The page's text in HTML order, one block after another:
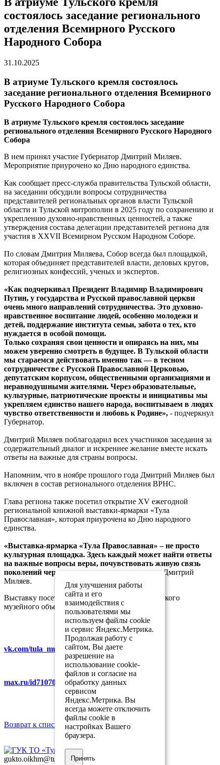
состоялось заседание регионального
отделения Всемирного Русского
Народного Собора
31.10.2025
В атриуме Тульского кремля состоялось
заседание регионального отделения Всемирного
Русского Народного Собора
В атриуме Тульского кремля состоялось заседание
регионального отделения Всемирного Русского Народного
Собора
В нем принял участие Губернатор Дмитрий Миляев.
Мероприятие приурочено ко Дню народного единства.
Как сообщает пресс-служба правительства Тульской области,
на заседании обсудили вопросы сотрудничества
представителей региональных органов власти Тульской
области и Тульской митрополии в 2025 году по сохранению и
укреплению духовно-нравственных ценностей, а также
утверждения состава делегации представителей региона для
участия в XXVII Всемирном Русском Народном Соборе.
По словам Дмитрия Миляева, Собор всегда был площадкой,
которая объединяет представителей власти, деловых кругов,
религиозных конфессий, ученых и экспертов.
«Как подчеркивал Президент Владимир Владимирович
Путин, у государства и Русской православной церкви
очень много направлений сотрудничества. Это духовно-
нравственное воспитание людей, особенно молодежи и
детей, поддержание института семьи, забота о тех, кто
нуждается в особой помощи.
Только сохраняя свои ценности и опираясь на них, мы
можем уверенно смотреть в будущее. В Тульской области
мы стараемся действовать именно так — в тесном
сотрудничестве с Русской Православной Церковью,
депутатским корпусом, общественными организациями и
неравнодушными жителями. Через образовательные,
культурные, патриотические проекты и инициативы мы
укрепляем единство нашего народа, воспитываем в людях
чувство ответственности и любовь к Родине», - подчеркнул
Губернатор.
Дмитрий Миляев поблагодарил всех участников заседания за
содержательный диалог и искреннее желание вместе искать
ответы на важные для страны вопросы.
Напомним, что в ноябре прошлого года Дмитрий Миляев был
включен в состав регионального отделения ВРНС.
Глава региона также посетил открытие XV ежегодной
региональной книжной выставки-ярмарки «Тула
Православная», которая приурочена ко Дню народного
единства.
«Выставка-ярмарка «Тула Православная» – не просто
культурная площадка. Здесь каждый может найти ответы
на важные вопросы веры, почувствовать живую связь
поколений через наши традиции»,
– отметил Дмитрий
Миляев.
Выставку посетил генеральный директор Тульского
музейного объединения Роман Гаврилин.
vk.com/tula_museum_association
max.ru/id7107007481_gos
Возврат к списку
gukto.oikhm@tularegion.org
Для улучшения работы
сайта и его
взаимодействия с
пользователями мы
используем файлы cookie
и сервис Яндекс.Метрика.
Продолжая работу с
сайтом, Вы даете
разрешение на
использование cookie-
файлов и согласие на
обработку данных
сервисом
Яндекс.Метрика. Вы
всегда можете отключить
файлы cookie в
настройках Вашего
браузера.
Принять